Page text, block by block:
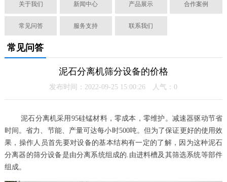
关于我们 新闻中心 产品展示 合作案例
常见问答 服务支持 联系我们
常见问答
泥石分离机筛分设备的价格
发布时间：2022-09-25 15:00:26 人气： 0
泥石分离机采用95硅锰材料，零成本，零维护。减速器驱动节省
时间。省力、节能、产量可达每小时500吨。但为了保证更好的使用效
果，操作人员首先要对设备的基本结构有一定的了解，因为这种泥石
分离器的筛分设备是由分离系统组成的.由进料槽及其筛选系统等部件
组成。